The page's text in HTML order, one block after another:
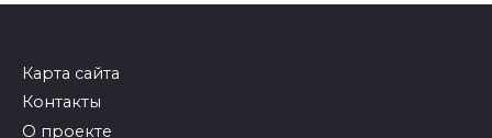
Карта сайта
Контакты
О проекте